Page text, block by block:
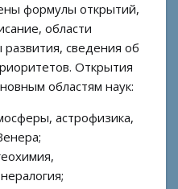
и
формулы открытий,
области
сведения об
Открытия
областям наук:
астрофизика,